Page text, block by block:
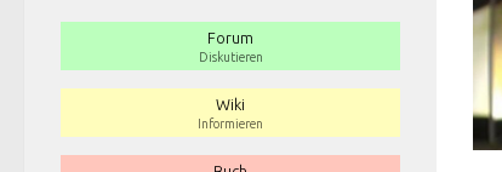
Forum
Diskutieren
Wiki
Informieren